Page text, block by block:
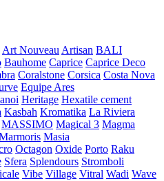
Art Nouveau Artisan BALI
Bauhome Caprice Caprice Deco
Coralstone Corsica Costa Nova
Equipe Ares
Heritage Hexatile cement
Kasbah Kromatika La Riviera
MASSIMO Magical 3 Magma
Masia
Octagon Oxide Porto Raku
Sfera Splendours Stromboli
Vibe Village Vitral Wadi Wave